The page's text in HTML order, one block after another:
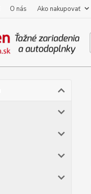
O nás Ako nakupovať